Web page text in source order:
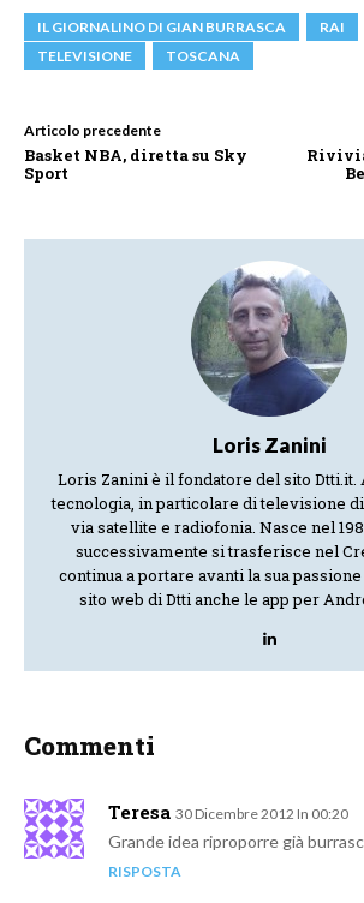
IL GIORNALINO DI GIAN BURRASCA RAI
TELEVISIONE
TOSCANA
Articolo precedente
Basket NBA, diretta su Sky
Sport
Loris Zanini
Loris Zanini è il fondatore del sito Dtti.it.
tecnologia, in particolare di televisione
via satellite e radiofonia. Nasce nel
successivamente si trasferisce nel
continua a portare avanti la sua
sito web di Dtti anche le app per
Commenti
Teresa 30 Dicembre 2012 In 00:20
Grande idea riproporre già
RISPOSTA